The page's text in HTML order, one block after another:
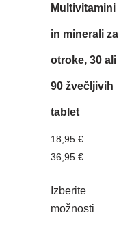
Multivitamini
in minerali za
otroke, 30 ali
90 žvečljivih
tablet
18,95 € –
36,95 €
Izberite
možnosti